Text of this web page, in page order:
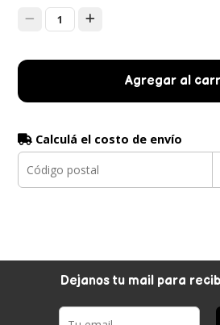
1
Agregar al
Calculá el costo de envío
Dejanos tu mail para